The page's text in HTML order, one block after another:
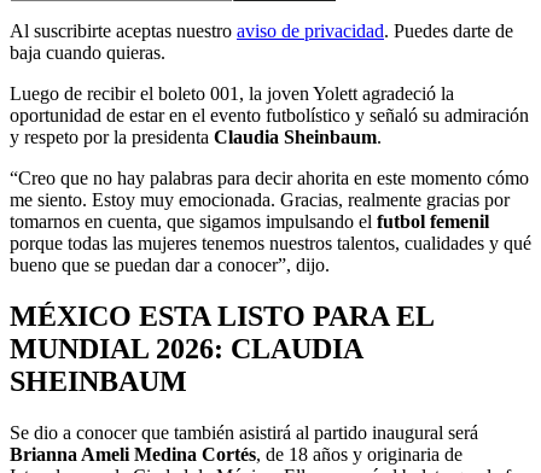
Al suscribirte aceptas nuestro aviso de privacidad. Puedes darte de
baja cuando quieras.
Luego de recibir el boleto 001, la joven Yolett agradeció la
oportunidad de estar en el evento futbolístico y señaló su admiración
y respeto por la presidenta Claudia Sheinbaum.
“Creo que no hay palabras para decir ahorita en este momento cómo
me siento. Estoy muy emocionada. Gracias, realmente gracias por
tomarnos en cuenta, que sigamos impulsando el futbol femenil
porque todas las mujeres tenemos nuestros talentos, cualidades y qué
bueno que se puedan dar a conocer”, dijo.
MÉXICO ESTA LISTO PARA EL
MUNDIAL 2026: CLAUDIA
SHEINBAUM
Se dio a conocer que también asistirá al partido inaugural será
Brianna Ameli Medina Cortés, de 18 años y originaria de